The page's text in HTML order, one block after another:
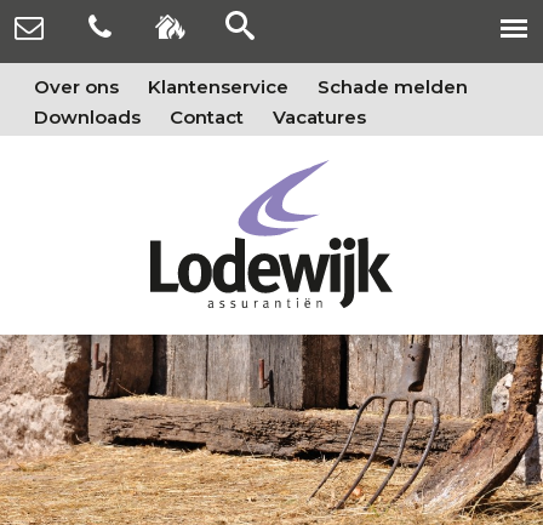
Over ons Klantenservice
Schade melden
Downloads
Contact Vacatures